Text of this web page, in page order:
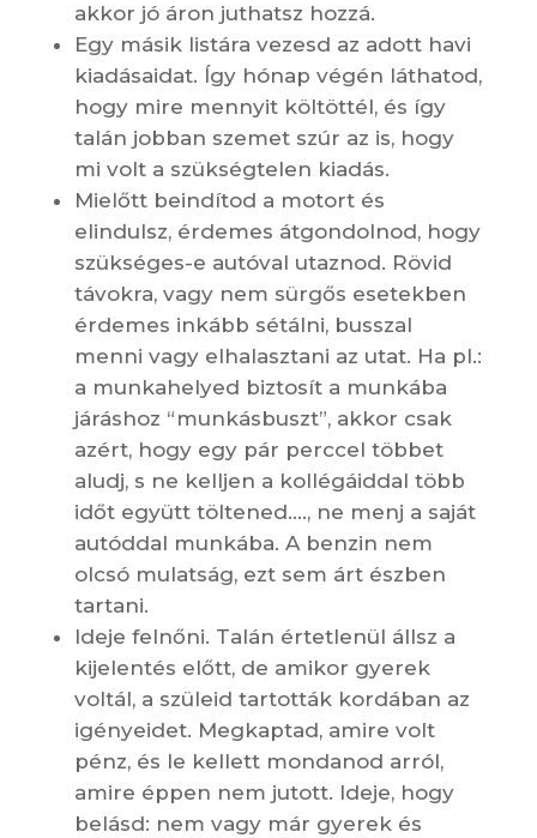
akkor jó áron juthatsz hozzá.
Egy másik listára vezesd az adott havi
kiadásaidat. Így hónap végén láthatod,
hogy mire mennyit költöttél, és így
talán jobban szemet szúr az is, hogy
mi volt a szükségtelen kiadás.
Mielőtt beindítod a motort és
elindulsz, érdemes átgondolnod, hogy
szükséges-e autóval utaznod. Rövid
távokra, vagy nem sürgős esetekben
érdemes inkább sétálni, busszal
menni vagy elhalasztani az utat. Ha pl.:
a munkahelyed biztosít a munkába
járáshoz “munkásbuszt”, akkor csak
azért, hogy egy pár perccel többet
aludj, s ne kelljen a kollégáiddal több
időt együtt töltened…., ne menj a saját
autóddal munkába. A benzin nem
olcsó mulatság, ezt sem árt észben
tartani.
Ideje felnőni. Talán értetlenül állsz a
kijelentés előtt, de amikor gyerek
voltál, a szüleid tartották kordában az
igényeidet. Megkaptad, amire volt
pénz, és le kellett mondanod arról,
amire éppen nem jutott. Ideje, hogy
belásd: nem vagy már gyerek és